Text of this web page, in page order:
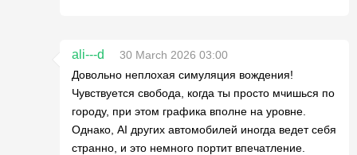
ali---d
30 March 2026 03:00
Довольно неплохая симуляция вождения!
Чувствуется свобода, когда ты просто мчишься по
городу, при этом графика вполне на уровне.
Однако, AI других автомобилей иногда ведет себя
странно, и это немного портит впечатление.